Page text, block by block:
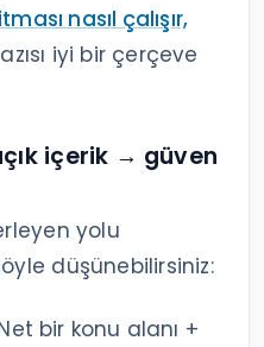
nasıl çalışır,
iyi bir çerçeve
içerik → güven
yolu
düşünebilirsiniz:
bir konu alanı +